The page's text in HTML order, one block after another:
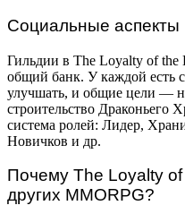
Социальные аспекты
Гильдии в The Loyalty of the
общий банк. У каждой есть
улучшать, и общие цели —
строительство Драконьего
система ролей: Лидер,
Новичков и др.
Почему The Loyalty
других MMORPG?